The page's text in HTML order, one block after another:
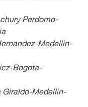
Perdomo-
Medellin-
Bogota-
Giraldo-Medellin-